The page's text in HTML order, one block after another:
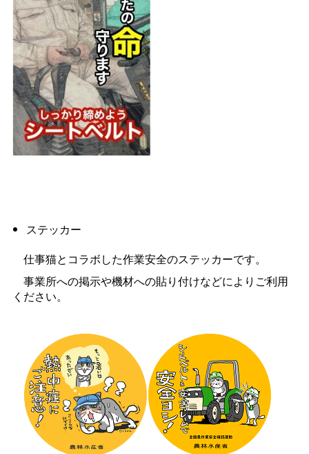
ステッカー
仕事猫とコラボした作業安全のステッカーです。
事業所への掲示や機材への貼り付けなどによりご利用
ください。